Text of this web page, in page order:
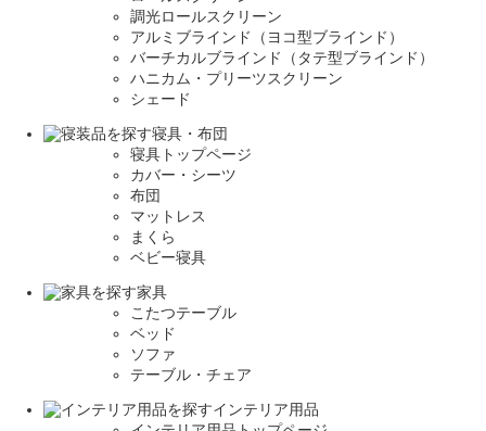
調光ロールスクリーン
アルミブラインド（ヨコ型ブラインド）
バーチカルブラインド（タテ型ブラインド）
ハニカム・プリーツスクリーン
シェード
寝具・布団
寝具トップページ
カバー・シーツ
布団
マットレス
まくら
ベビー寝具
家具
こたつテーブル
ベッド
ソファ
テーブル・チェア
インテリア用品